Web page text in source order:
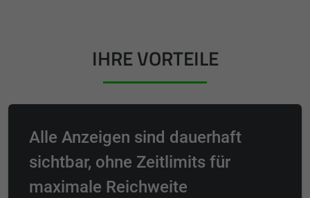
IHRE VORTEILE
Alle Anzeigen sind dauerhaft
sichtbar, ohne Zeitlimits für
maximale Reichweite